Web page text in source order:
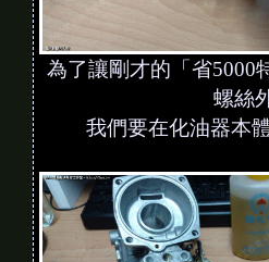
為了讓剛才的「省5000
螺絲
我們要在化油器本